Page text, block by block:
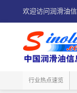
欢迎访问润滑油
行业热点速览